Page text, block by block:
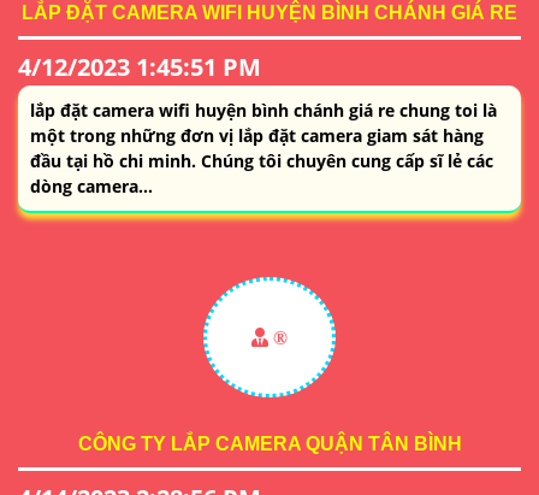
LẮP ĐẶT CAMERA WIFI HUYỆN BÌNH CHÁNH GIÁ RE
4/12/2023 1:45:51 PM
lắp đặt camera wifi huyện bình chánh giá re chung toi là
một trong những đơn vị lắp đặt camera giam sát hàng
đầu tại hồ chi minh. Chúng tôi chuyên cung cấp sĩ lẻ các
dòng camera...
®️
CÔNG TY LẮP CAMERA QUẬN TÂN BÌNH